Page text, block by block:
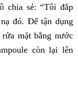
chia sẻ: “Tôi đắp
đó. Để tận dụng
mặt bằng nước
còn lại lên